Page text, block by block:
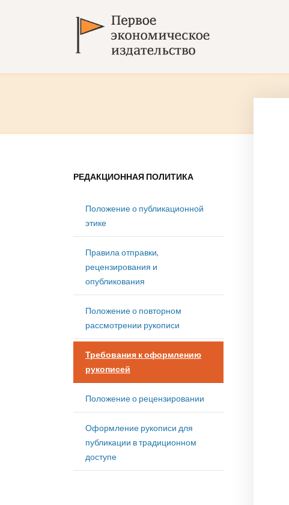
РЕДАКЦИОННАЯ ПОЛИТИКА
Положение о публикационной
этике
Правила отправки,
рецензирования и
опубликования
Положение о повторном
рассмотрении рукописи
Требования к оформлению
рукописей
Положение о рецензировании
Оформление рукописи для
публикации в традиционном
доступе